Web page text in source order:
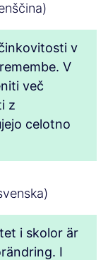
v
V
več
z
celotno
i skolor är
I